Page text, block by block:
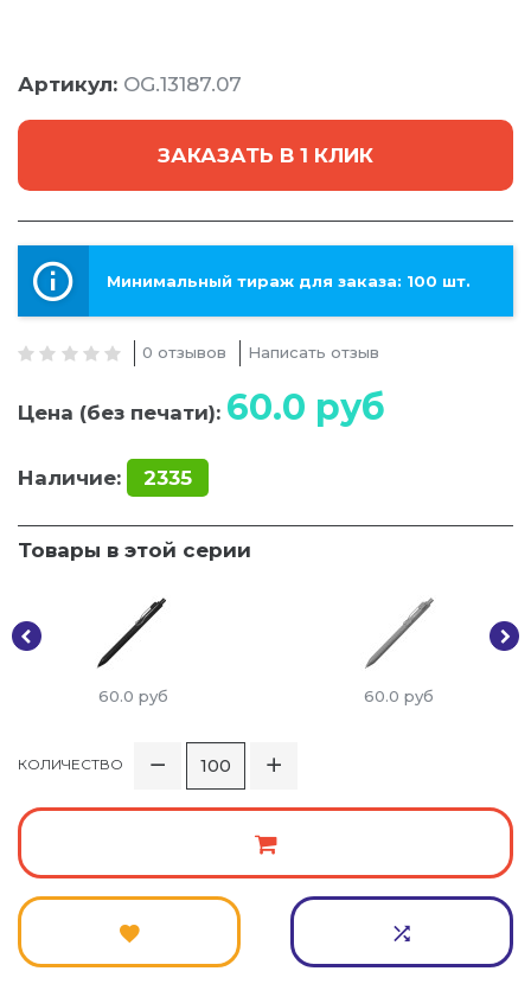
Артикул: OG.13187.07
ЗАКАЗАТЬ В 1 КЛИК
Минимальный тираж для заказа: 100 шт.
0 отзывов Написать отзыв
Цена (без печати): 60.0 руб
Наличие: 2335
Товары в этой серии
60.0 руб 60.0 руб
КОЛИЧЕСТВО